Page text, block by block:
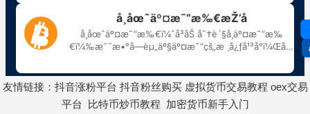
友情链接： 抖音涨粉平台 抖音粉丝购买 虚拟货币交易教程 oex交易
平台
比特币炒币教程 加密货币新手入门